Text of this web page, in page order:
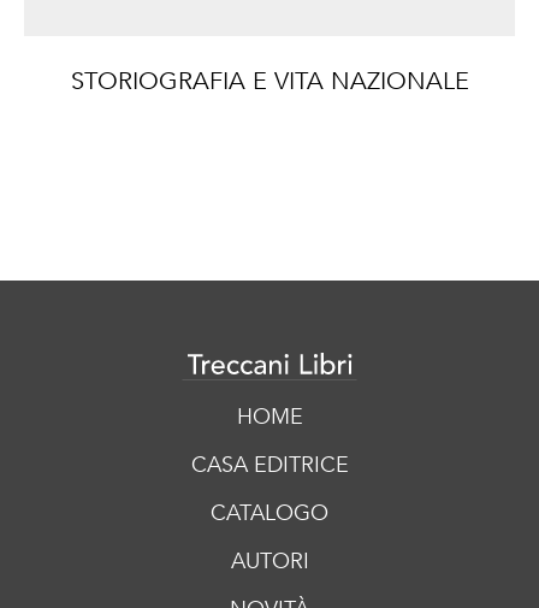
STORIOGRAFIA E VITA NAZIONALE
HOME
CASA EDITRICE
CATALOGO
AUTORI